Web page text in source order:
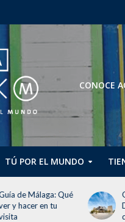
CONOCE
TÚ POR EL MUNDO
de Málaga: Qué
y hacer en tu